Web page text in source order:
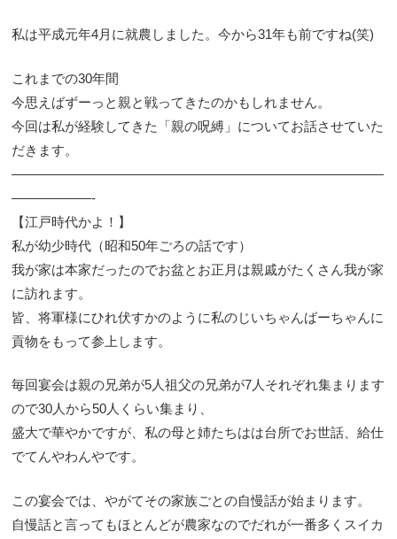
私は平成元年4月に就農しました。今から31年も前ですね(笑)
これまでの30年間
今思えばずーっと親と戦ってきたのかもしれません。
今回は私が経験してきた「親の呪縛」についてお話させていた
だきます。
————————————————————————————
——————-
【江戸時代かよ！】
私が幼少時代（昭和50年ごろの話です）
我が家は本家だったのでお盆とお正月は親戚がたくさん我が家
に訪れます。
皆、将軍様にひれ伏すかのように私のじいちゃんばーちゃんに
貢物をもって参上します。
毎回宴会は親の兄弟が5人祖父の兄弟が7人それぞれ集まります
ので30人から50人くらい集まり、
盛大で華やかですが、私の母と姉たちはは台所でお世話、給仕
でてんやわんやです。
この宴会では、やがてその家族ごとの自慢話が始まります。
自慢話と言ってもほとんどが農家なのでだれが一番多くスイカ